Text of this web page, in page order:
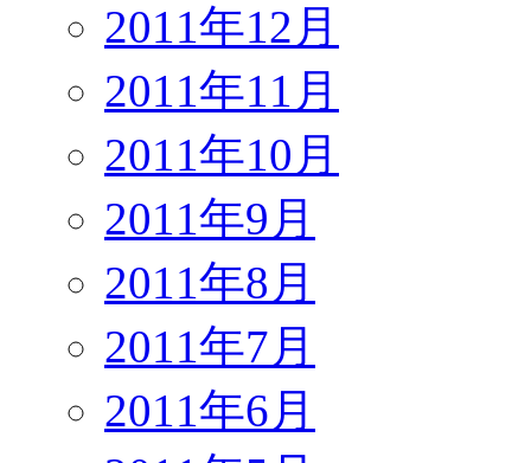
2011年12月
2011年11月
2011年10月
2011年9月
2011年8月
2011年7月
2011年6月